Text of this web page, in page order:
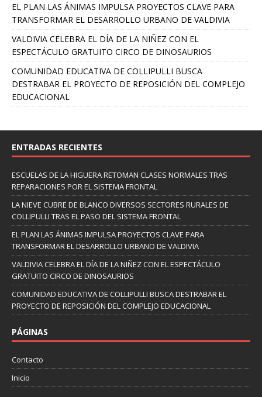
EL PLAN LAS ÁNIMAS IMPULSA PROYECTOS CLAVE PARA
TRANSFORMAR EL DESARROLLO URBANO DE VALDIVIA
VALDIVIA CELEBRA EL DÍA DE LA NIÑEZ CON EL
ESPECTÁCULO GRATUITO CIRCO DE DINOSAURIOS
COMUNIDAD EDUCATIVA DE COLLIPULLI BUSCA
DESTRABAR EL PROYECTO DE REPOSICIÓN DEL COMPLEJO
EDUCACIONAL
ENTRADAS RECIENTES
ESCUELAS DE LA HIGUERA RETOMAN CLASES NORMALES TRAS
REPARACIONES POR EL SISTEMA FRONTAL
LA NIEVE CUBRE DE BLANCO DIVERSOS SECTORES RURALES DE
COLLIPULLI TRAS EL PASO DEL SISTEMA FRONTAL
EL PLAN LAS ÁNIMAS IMPULSA PROYECTOS CLAVE PARA
TRANSFORMAR EL DESARROLLO URBANO DE VALDIVIA
VALDIVIA CELEBRA EL DÍA DE LA NIÑEZ CON EL ESPECTÁCULO
GRATUITO CIRCO DE DINOSAURIOS
COMUNIDAD EDUCATIVA DE COLLIPULLI BUSCA DESTRABAR EL
PROYECTO DE REPOSICIÓN DEL COMPLEJO EDUCACIONAL
PÁGINAS
Contacto
Inicio